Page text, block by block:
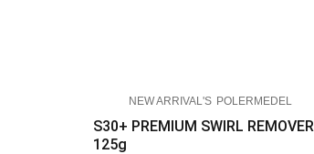
NEW ARRIVAL'S POLERMEDEL
S30+ PREMIUM SWIRL REMOVER
125g